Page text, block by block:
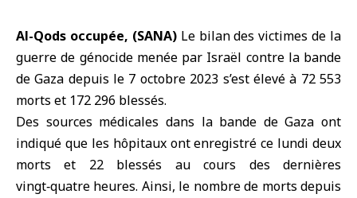
Al-Qods occupée, (SANA) Le bilan des victimes de la
guerre de génocide menée par Israël contre la bande
de Gaza depuis le 7 octobre 2023 s’est élevé à 72 553
morts et 172 296 blessés.
Des sources médicales dans la bande de Gaza ont
indiqué que les hôpitaux ont enregistré ce lundi deux
morts et 22 blessés au cours des dernières
vingt‑quatre heures. Ainsi, le nombre de morts depuis